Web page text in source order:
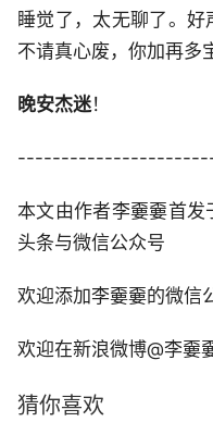
睡觉了，太无聊了。好
不请真心废，你加再多
晚安杰迷！
本文由作者李嫑嫑首发
头条与微信公众号
欢迎添加李嫑嫑的微信
欢迎在新浪微博@李嫑
猜你喜欢